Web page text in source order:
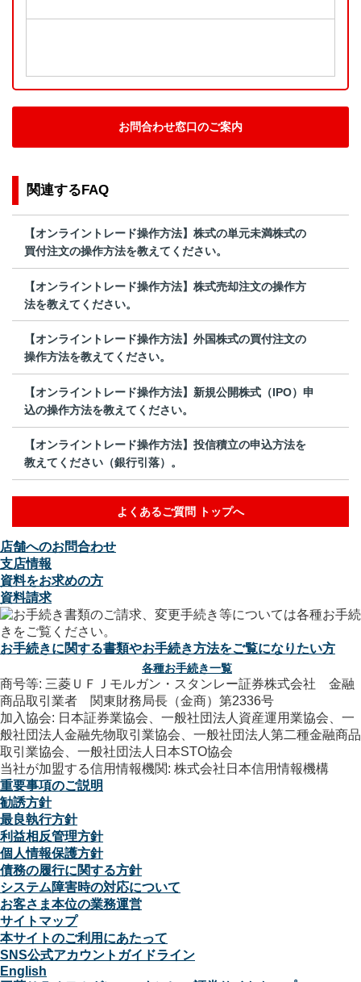
お問合わせ窓口のご案内
関連するFAQ
【オンライントレード操作方法】株式の単元未満株式の
買付注文の操作方法を教えてください。
【オンライントレード操作方法】株式売却注文の操作方
法を教えてください。
【オンライントレード操作方法】外国株式の買付注文の
操作方法を教えてください。
【オンライントレード操作方法】新規公開株式（IPO）申
込の操作方法を教えてください。
【オンライントレード操作方法】投信積立の申込方法を
教えてください（銀行引落）。
よくあるご質問 トップへ
店舗へのお問合わせ
支店情報
資料をお求めの方
資料請求
お手続きに関する書類やお手続き方法をご覧になりたい方
各種お手続き一覧
商号等: 三菱ＵＦＪモルガン・スタンレー証券株式会社 金融
商品取引業者 関東財務局長（金商）第2336号
加入協会: 日本証券業協会、一般社団法人資産運用業協会、一
般社団法人金融先物取引業協会、一般社団法人第二種金融商品
取引業協会、一般社団法人日本STO協会
当社が加盟する信用情報機関: 株式会社日本信用情報機構
重要事項のご説明
勧誘方針
最良執行方針
利益相反管理方針
個人情報保護方針
債務の履行に関する方針
システム障害時の対応について
お客さま本位の業務運営
サイトマップ
本サイトのご利用にあたって
SNS公式アカウントガイドライン
English